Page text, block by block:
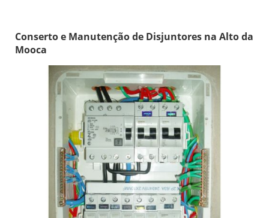
Conserto e Manutenção de Disjuntores na Alto da
Mooca